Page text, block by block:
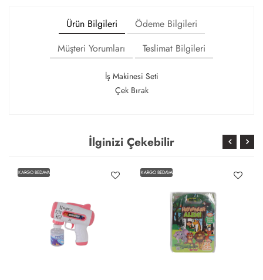
Ürün Bilgileri
Ödeme Bilgileri
Müşteri Yorumları
Teslimat Bilgileri
İş Makinesi Seti
Çek Bırak
İlginizi Çekebilir
KARGO BEDAVA KARGO BEDAVA